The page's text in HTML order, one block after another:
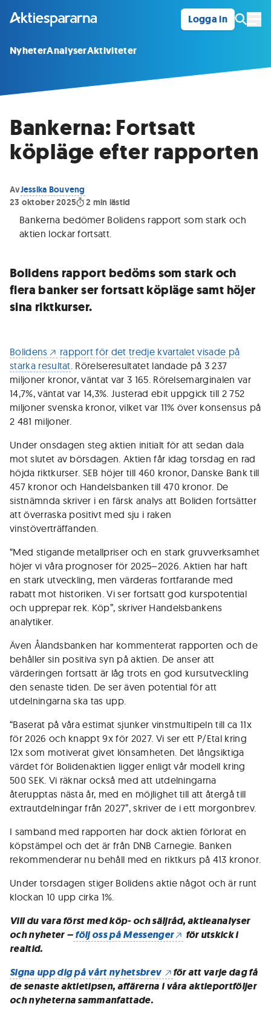
Logga in
NyheterAnalyserAktiviteter
Bankerna: Fortsatt
köpläge efter rapporten
AvJessika Bouveng
23 oktober 2025
2 min lästid
Bankerna bedömer Bolidens rapport som stark och
aktien lockar fortsatt.
Bolidens rapport bedöms som stark och
flera banker ser fortsatt köpläge samt höjer
sina riktkurser.
Bolidens
rapport för det tredje kvartalet visade på
starka resultat. Rörelseresultatet landade på 3 237
miljoner kronor, väntat var 3 165. Rörelsemarginalen var
14,7%, väntat var 14,3%. Justerad ebit uppgick till 2 752
miljoner svenska kronor, vilket var 11% över konsensus på
2 481 miljoner.
Under onsdagen steg aktien initialt för att sedan dala
mot slutet av börsdagen. Aktien får idag torsdag en rad
höjda riktkurser. SEB höjer till 460 kronor, Danske Bank till
457 kronor och Handelsbanken till 470 kronor. De
sistnämnda skriver i en färsk analys att Boliden fortsätter
att överraska positivt med sju i raken
vinstöverträffanden.
“Med stigande metallpriser och en stark gruvverksamhet
höjer vi våra prognoser för 2025–2026. Aktien har haft
en stark utveckling, men värderas fortfarande med
rabatt mot historiken. Vi ser fortsatt god kurspotential
och upprepar rek. Köp”, skriver Handelsbankens
analytiker.
Även Ålandsbanken har kommenterat rapporten och de
behåller sin positiva syn på aktien. De anser att
värderingen fortsatt är låg trots en god kursutveckling
den senaste tiden. De ser även potential för att
utdelningarna ska tas upp.
“Baserat på våra estimat sjunker vinstmultipeln till ca 11x
för 2026 och knappt 9x för 2027. Vi ser ett P/Etal kring
12x som motiverat givet lönsamheten. Det långsiktiga
värdet för Bolidenaktien ligger enligt vår modell kring
500 SEK. Vi räknar också med att utdelningarna
återupptas nästa år, med en möjlighet till att återgå till
extrautdelningar från 2027”, skriver de i ett morgonbrev.
I samband med rapporten har dock aktien förlorat en
köpstämpel och det är från DNB Carnegie. Banken
rekommenderar nu behåll med en riktkurs på 413 kronor.
Under torsdagen stiger Bolidens aktie något och är runt
klockan 10 upp cirka 1%.
Vill du vara först med köp- och säljråd, aktieanalyser
och nyheter –följ oss på Messenger
för utskick i
realtid.
Signa upp dig på vårt nyhetsbrev
för att varje dag få
de senaste aktietipsen, affärerna i våra aktieportföljer
och nyheterna sammanfattade.